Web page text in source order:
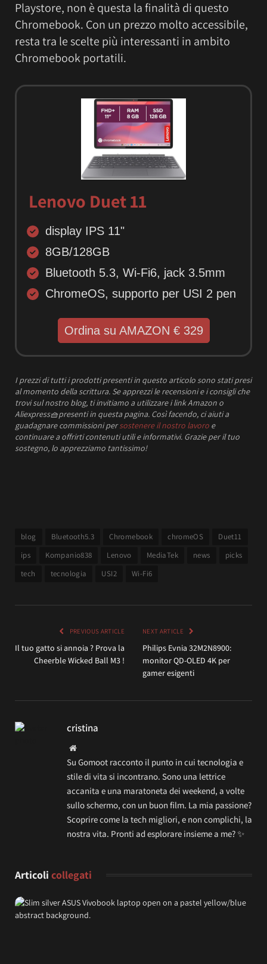
Playstore, non è questa la finalità di questo
Chromebook. Con un prezzo molto accessibile,
resta tra le scelte più interessanti in ambito
Chromebook portatili.
Lenovo Duet 11
display IPS 11"
8GB/128GB
Bluetooth 5.3, Wi-Fi6, jack 3.5mm
ChromeOS, supporto per USI 2 pen
Ordina su AMAZON € 329
I prezzidi tutti i prodotti presenti in questo articolo sono stati presi
al momento della scrittura. Se apprezzi le recensioni e i consigli che
trovi sul nostro blog, ti invitiamo a utilizzare i link Amazon o
Aliexpress🧺presenti in questa pagina. Così facendo, ci aiuti a
guadagnare commissioni persostenere il nostro lavoro e
continuare a offrirti contenuti utili e informativi. Grazie per il tuo
sostegno, lo apprezziamo tantissimo!
blog Bluetooth5.3 Chromebook chromeOS
Duet11
ips
Kompanio838 Lenovo MediaTek news
picks
tech
tecnologia USI2 Wi-Fi6
PREVIOUS ARTICLE
Il tuo gatto si annoia ? Prova la
Cheerble Wicked Ball M3 !
NEXT ARTICLE
Philips Evnia 32M2N8900:
monitor QD-OLED 4K per
gamer esigenti
cristina
Website
Su Gomoot racconto il punto in cui tecnologia e
stile di vita si incontrano. Sono una lettrice
accanita e una maratoneta dei weekend, a volte
sullo schermo, con un buon film. La mia passione?
Scoprire come la tech migliori, e non complichi, la
nostra vita. Pronti ad esplorare insieme a me? ✨
Articoli collegati